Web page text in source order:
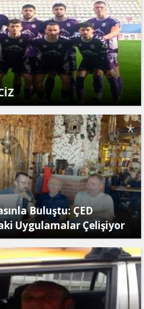
Buluştu: ÇED
Uygulamalar Çelişiyor